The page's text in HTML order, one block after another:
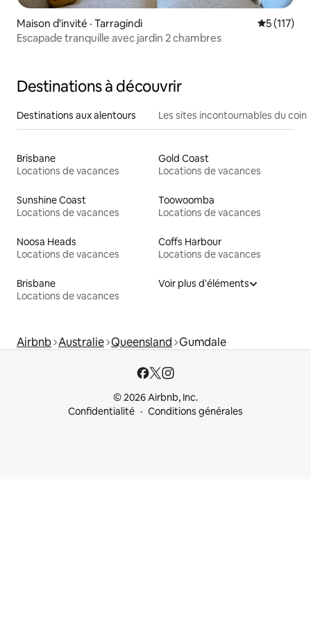
Maison d'invité · Tarragindi Note
5 (117)
Escapade tranquille avec jardin 2 chambres
Destinations à découvrir
Destinations aux alentours Les sites incontournables du coin
Brisbane
Locations de vacances
Gold Coast
Locations de vacances
Sunshine Coast
Locations de vacances
Toowoomba
Locations de vacances
Noosa Heads
Locations de vacances
Coffs Harbour
Locations de vacances
Brisbane
Locations de vacances
Voir plus d'éléments
Airbnb Australie Queensland Gumdale
© 2026 Airbnb, Inc.
Confidentialité
Conditions générales